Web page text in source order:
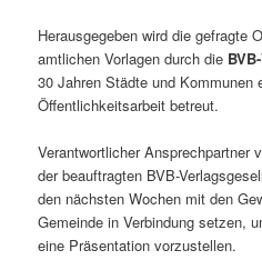
Herausgegeben wird die gefragte
amtlichen Vorlagen durch die
30 Jahren Städte und Kommunen
Öffentlichkeitsarbeit betreut.
Verantwortlicher Ansprechpartner
der beauftragten BVB-
den nächsten Wochen mit den
Gemeinde in Verbindung setzen,
eine Präsentation vorzustellen.